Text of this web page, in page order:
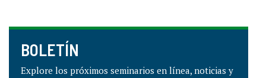
BOLETÍN
Explore los próximos seminarios en línea, noticias y